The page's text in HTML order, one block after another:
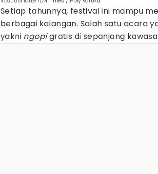
Setiap tahunnya, festival ini mampu
berbagai kalangan. Salah satu acara
yakni ngopigratis di sepanjang